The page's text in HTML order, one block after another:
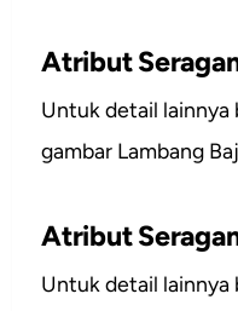
Atribut
Untuk detail lainnya
gambar Lambang
Atribut
Untuk detail lainnya